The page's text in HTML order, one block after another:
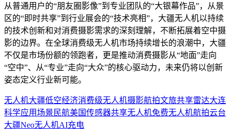
从普通用户的“朋友圈影像”到专业团队的“大银幕作品”，从景
区的“即时共享”到行业展会的“技术亮相”，大疆无人机以持续
的技术创新和对消费摄影需求的深刻理解，不断拓展着空中摄
影的边界。在全球消费级无人机市场持续增长的浪潮中，大疆
不仅是市场份额的领跑者，更是推动消费摄影从“地面”走向
“空中”、从“专业”走向“大众”的核心驱动力，未来仍将以创新
姿态定义行业新可能。
无人机大疆低空经济消费级无人机摄影航拍文旅共享雷达大连
科学应用场景 民航美国传感器共享无人机免费无人机航拍云台
大疆Neo无人机AI充电